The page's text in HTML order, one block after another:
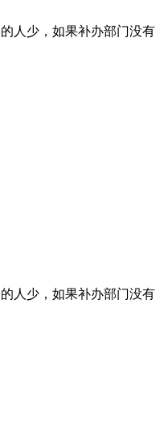
人少，如果补办部门没有
人少，如果补办部门没有